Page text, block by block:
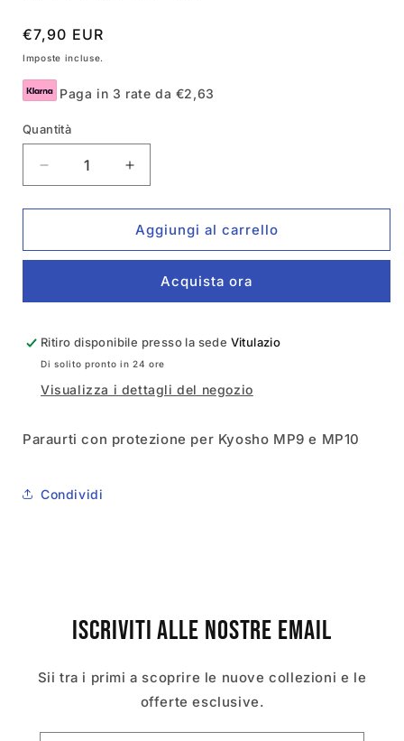
Prezzo
di
listino
€7,90 EUR
Imposte incluse.
Paga in 3 rate da €2,63
SKU:
Quantità
Quantità
Diminuisci
quantità
per
con
935-
Aumenta
quantità
per
Paraurti
con
935-
Aggiungi al carrello
Acquista ora
Ritiro disponibile presso la sede Vitulazio
Di solito pronto in 24 ore
Visualizza i dettagli del negozio
Paraurti con protezione per Kyosho MP9 e MP10
Condividi
Iscriviti alle nostre email
Sii tra i primi a scoprire le nuove collezioni e le
offerte esclusive.